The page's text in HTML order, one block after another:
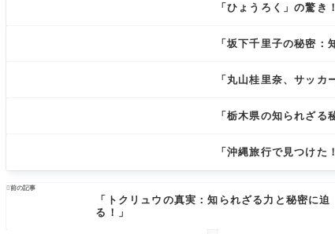
「ひょうろく」の驚き
「坂下千里子の秘密：
「丸山桂里奈、サッカ
「栃木県の知られざる
「沖縄旅行で見つけた
前の記事
「トクリュウの真実：知られざる力と秘密に迫
る！」